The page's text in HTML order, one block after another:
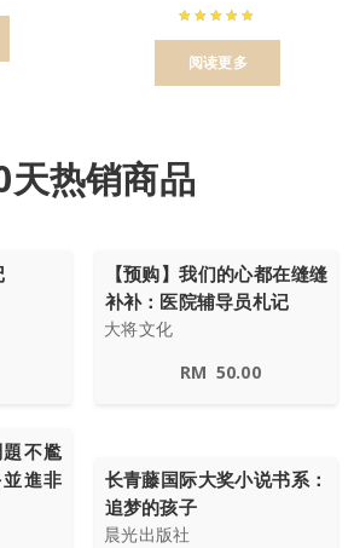
阅读更多
天热销商品
【预购】我们的心都在缝缝
补补：医院辅导员札记
大将文化
RM 50.00
題不尷
進非
长青藤国际大奖小说书系：
追梦的孩子
晨光出版社